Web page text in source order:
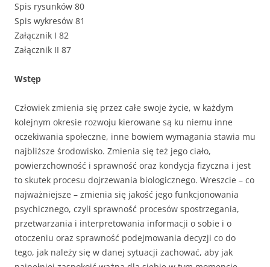
Spis rysunków 80
Spis wykresów 81
Załącznik I 82
Załącznik II 87
Wstęp
Człowiek zmienia się przez całe swoje życie, w każdym
kolejnym okresie rozwoju kierowane są ku niemu inne
oczekiwania społeczne, inne bowiem wymagania stawia mu
najbliższe środowisko. Zmienia się też jego ciało,
powierzchowność i sprawność oraz kondycja fizyczna i jest
to skutek procesu dojrzewania biologicznego. Wreszcie – co
najważniejsze – zmienia się jakość jego funkcjonowania
psychicznego, czyli sprawność procesów spostrzegania,
przetwarzania i interpretowania informacji o sobie i o
otoczeniu oraz sprawność podejmowania decyzji co do
tego, jak należy się w danej sytuacji zachować, aby jak